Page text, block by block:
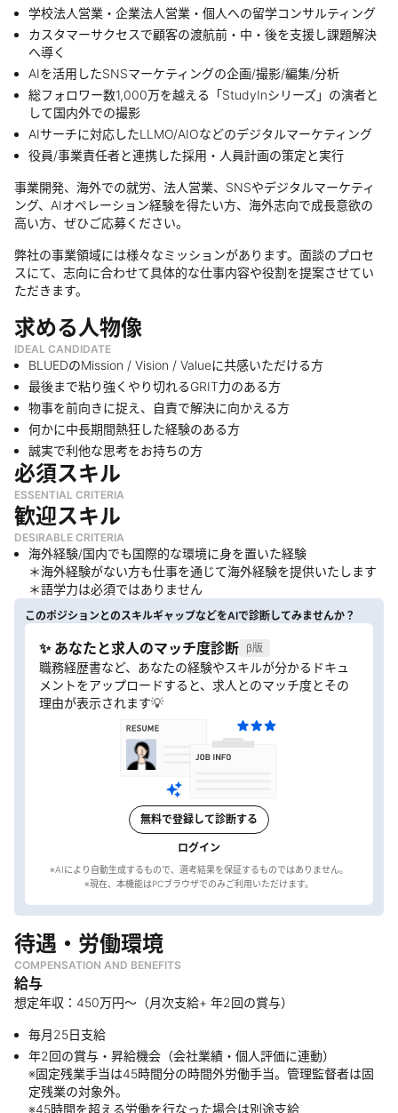
学校法人営業・企業法人営業・個人への留学コンサルティング
カスタマーサクセスで顧客の渡航前・中・後を支援し課題解決
へ導く
AIを活用したSNSマーケティングの企画/撮影/編集/分析
総フォロワー数1,000万を越える「StudyInシリーズ」の演者と
して国内外での撮影
AIサーチに対応したLLMO/AIOなどのデジタルマーケティング
役員/事業責任者と連携した採用・人員計画の策定と実行
事業開発、海外での就労、法人営業、SNSやデジタルマーケティ
ング、AIオペレーション経験を得たい方、海外志向で成長意欲の
高い方、ぜひご応募ください。
弊社の事業領域には様々なミッションがあります。面談のプロセ
スにて、志向に合わせて具体的な仕事内容や役割を提案させてい
ただきます。
求める人物像
IDEAL CANDIDATE
BLUEDのMission / Vision / Valueに共感いただける方
最後まで粘り強くやり切れるGRIT力のある方
物事を前向きに捉え、自責で解決に向かえる方
何かに中長期間熱狂した経験のある方
誠実で利他な思考をお持ちの方
必須スキル
ESSENTIAL CRITERIA
歓迎スキル
DESIRABLE CRITERIA
海外経験/国内でも国際的な環境に身を置いた経験
＊海外経験がない方も仕事を通じて海外経験を提供いたします
＊語学力は必須ではありません
このポジションとのスキルギャップなどをAIで診断してみませんか？
✨ あなたと求人のマッチ度診断 β版
職務経歴書など、あなたの経験やスキルが分かるドキュ
メントをアップロードすると、求人とのマッチ度とその
理由が表示されます💡
無料で登録して診断する
ログイン
※AIにより自動生成するもので、選考結果を保証するものではありません。
待遇・労働環境
COMPENSATION AND BENEFITS
給与
想定年収：450万円〜（月次支給+ 年2回の賞与）
毎月25日支給
年2回の賞与・昇給機会（会社業績・個人評価に連動）
※固定残業手当は45時間分の時間外労働手当。管理監督者は固
定残業の対象外。
※45時間を超える労働を行なった場合は別途支給